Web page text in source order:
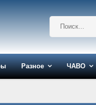
Разное ЧАВО